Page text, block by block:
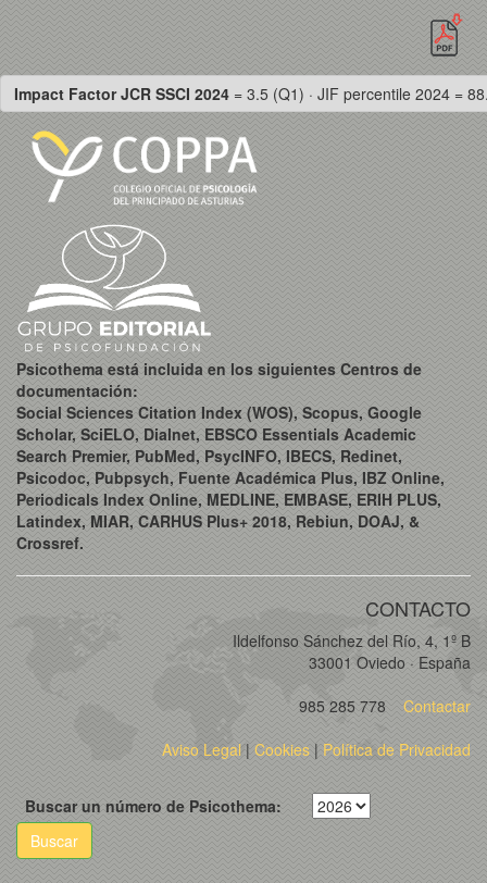
Impact Factor JCR SSCI 2024 = 3.5 (Q1) · JIF percentile 2024 =
Psicothema está incluida en los siguientes Centros de
documentación:
Social Sciences Citation Index (WOS), Scopus, Google
Scholar, SciELO, Dialnet, EBSCO Essentials Academic
Search Premier, PubMed, PsycINFO, IBECS, Redinet,
Psicodoc, Pubpsych, Fuente Académica Plus, IBZ Online,
Periodicals Index Online, MEDLINE, EMBASE, ERIH PLUS,
Latindex, MIAR, CARHUS Plus+ 2018, Rebiun, DOAJ, &
Crossref.
CONTACTO
Ildelfonso Sánchez del Río, 4, 1º B
33001 Oviedo · España
985 285 778
Contactar
Aviso Legal| Cookies | Política de Privacidad
Buscar un número de Psicothema:
Buscar